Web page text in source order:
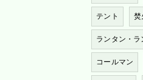
テント 焚
ランタン・ラ
コールマン